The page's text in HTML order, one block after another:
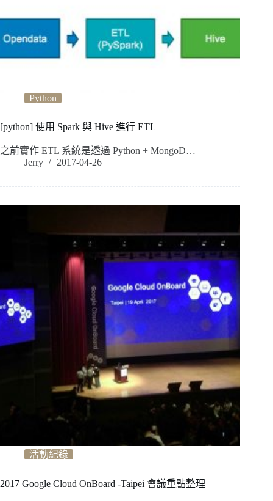
Python
[python] 使用 Spark 與 Hive 進行 ETL
之前實作 ETL 系統是透過 Python + MongoD…
Jerry
2017-04-26
活動紀錄
2017 Google Cloud OnBoard -Taipei 會議重點整理